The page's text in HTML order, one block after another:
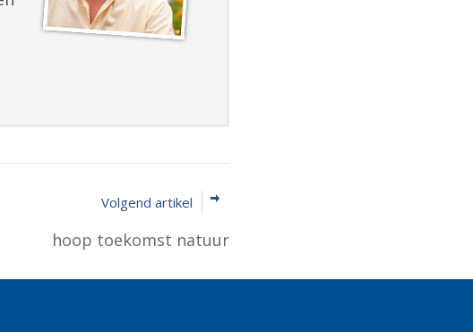
Volgend artikel
hoop toekomst natuur